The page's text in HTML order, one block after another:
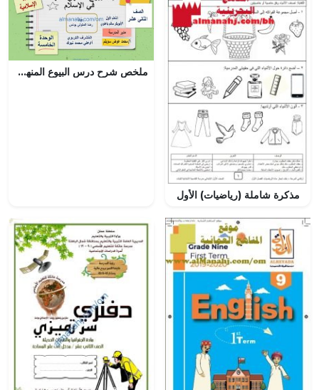
مذكرة شاملة (رياضيات) الأول
ملخص شرح درس البيوع المنهي عنها في الإسلام مع أسئلة وأنشطة هامة (تربية اسلامية) الثاني عشر